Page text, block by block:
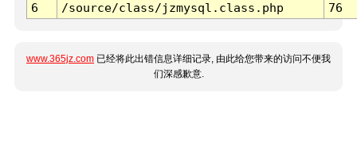
6
/source/class/jzmysql.class.php 76
www.365jz.com 已经将此出错信息详细记录, 由此给您带来的访问不便我
们深感歉意.